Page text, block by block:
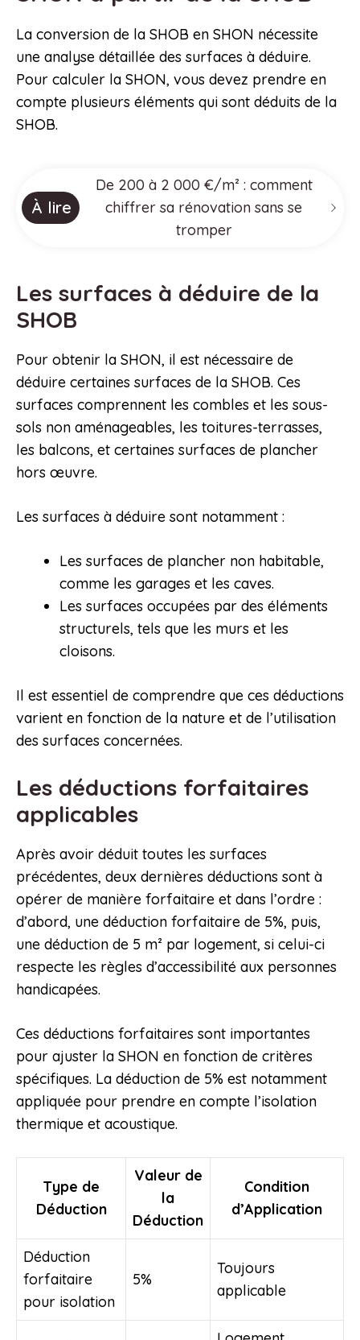
La conversion de la SHOB en SHON nécessite
une analyse détaillée des surfaces à déduire.
Pour calculer la SHON, vous devez prendre en
compte plusieurs éléments qui sont déduits de la
SHOB.
À lire
De 200 à 2 000 €/m² : comment
chiffrer sa rénovation sans se
tromper
Les surfaces à déduire de la
SHOB
Pour obtenir la SHON, il est nécessaire de
déduire certaines surfaces de la SHOB. Ces
surfaces comprennent les combles et les sous-
sols non aménageables, les toitures-terrasses,
les balcons, et certaines surfaces de plancher
hors œuvre.
Les surfaces à déduire sont notamment :
Les surfaces de plancher non habitable,
comme les garages et les caves.
Les surfaces occupées par des éléments
structurels, tels que les murs et les
cloisons.
Il est essentiel de comprendre que ces déductions
varient en fonction de la nature et de l’utilisation
des surfaces concernées.
Les déductions forfaitaires
applicables
Après avoir déduit toutes les surfaces
précédentes, deux dernières déductions sont à
opérer de manière forfaitaire et dans l’ordre :
d’abord, une déduction forfaitaire de 5%, puis,
une déduction de 5 m² par logement, si celui-ci
respecte les règles d’accessibilité aux personnes
handicapées.
Ces déductions forfaitaires sont importantes
pour ajuster la SHON en fonction de critères
spécifiques. La déduction de 5% est notamment
appliquée pour prendre en compte l’isolation
thermique et acoustique.
Type de
Déduction
Valeur de
la
Déduction
Condition
d’Application
Déduction
forfaitaire
pour isolation
5%
Toujours
applicable